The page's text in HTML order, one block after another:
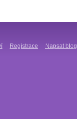
Registrace Napsat blog